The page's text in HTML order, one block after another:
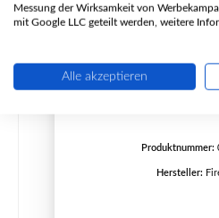
Fireplace Maya
Produktnummer:
Hersteller:
Messung der Wirksamkeit von
mit Google LLC geteilt werden, weitere
Alle akzeptieren